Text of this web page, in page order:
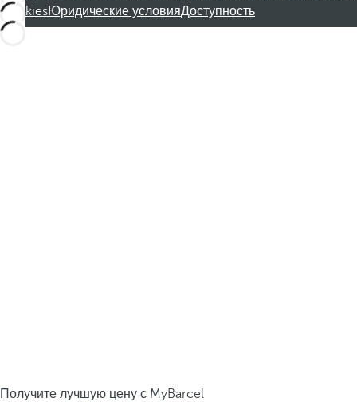
CookiesЮридические условияДоступность
Получите лучшую цену с MyBarcel